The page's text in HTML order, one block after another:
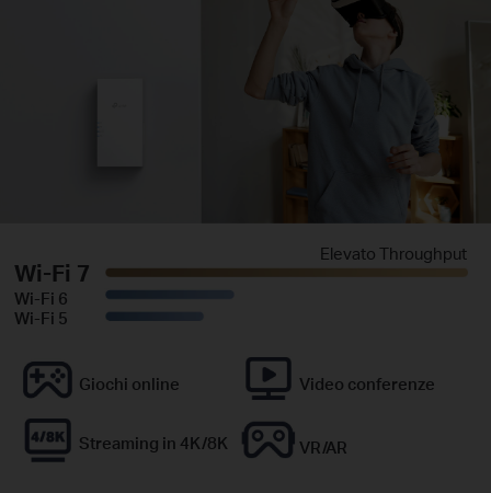
Wi-Fi 7
Elevato Throughput
Wi-Fi 6
Wi-Fi 5
Giochi online Video conferenze
Streaming in 4K/8K VR/AR